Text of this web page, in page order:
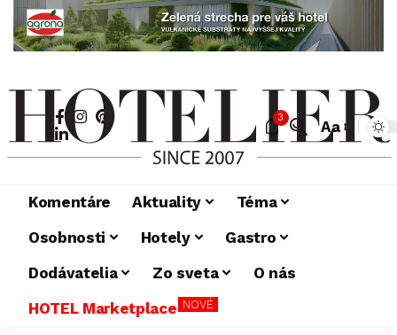
3
Aa
Komentáre Aktuality
Téma
Osobnosti
Hotely
Gastro
Dodávatelia
Zo sveta
O nás
HOTEL Marketplace NOVÉ